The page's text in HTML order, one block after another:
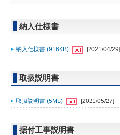
納入仕様書
納入仕様書 (916KB) [2021/04/29]
取扱説明書
取扱説明書 (5MB) [2021/05/27]
据付工事説明書